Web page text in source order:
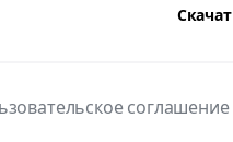
соглашение